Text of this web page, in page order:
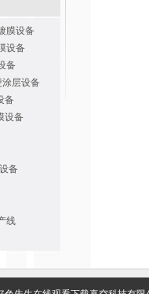
膜设备
设备
备
层设备
备
设备
备
线